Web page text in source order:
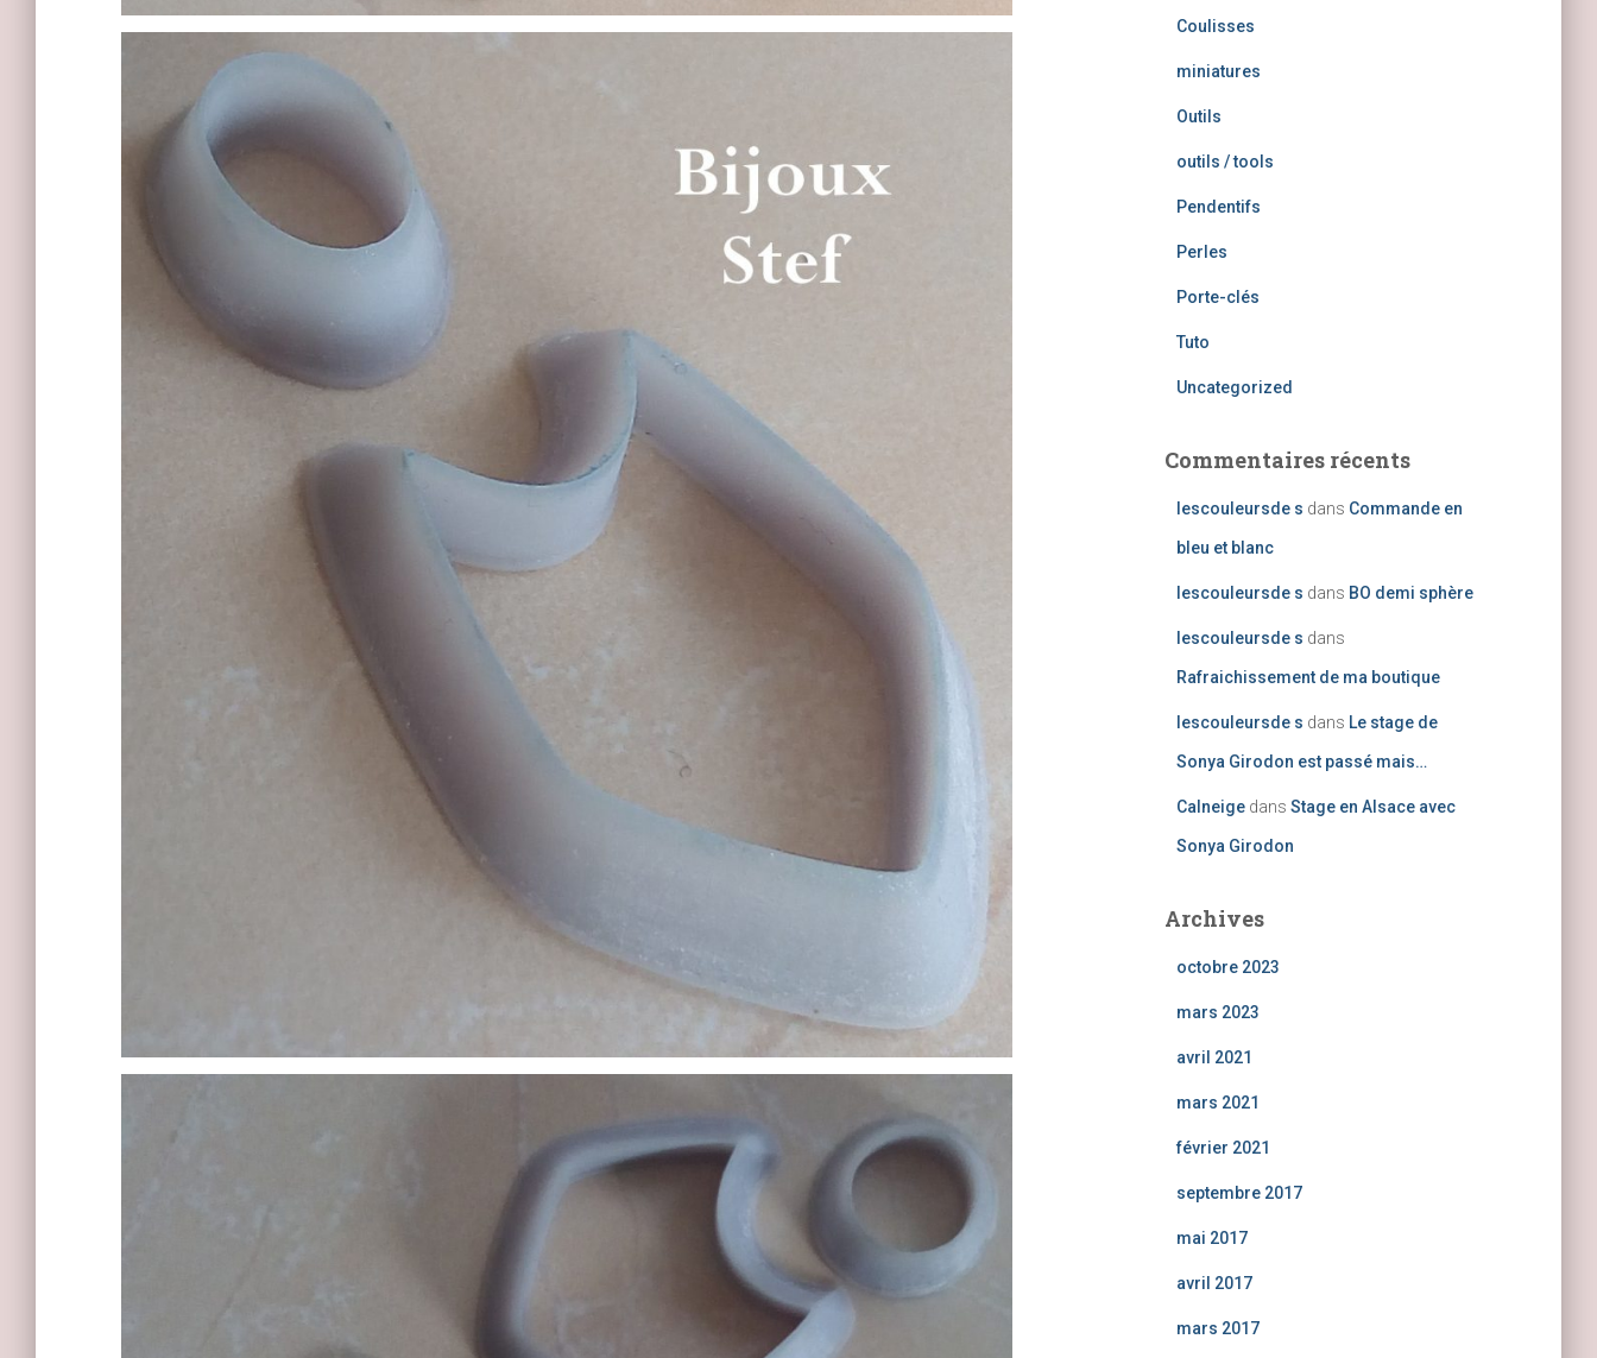
Coulisses
miniatures
Outils
outils / tools
Pendentifs
Perles
Porte-clés
Tuto
Uncategorized
Commentaires récents
lescouleursde s dans Commande en
bleu et blanc
lescouleursde s dans BO demi sphère
lescouleursde s dans
Rafraichissement de ma boutique
lescouleursde s dans Le stage de
Sonya Girodon est passé mais…
Calneigedans Stage en Alsace avec
Sonya Girodon
Archives
octobre 2023
mars 2023
avril 2021
mars 2021
février 2021
septembre 2017
mai 2017
avril 2017
mars 2017